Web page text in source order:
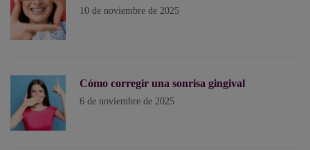
10 de noviembre de 2025
Cómo corregir una sonrisa gingival
6 de noviembre de 2025